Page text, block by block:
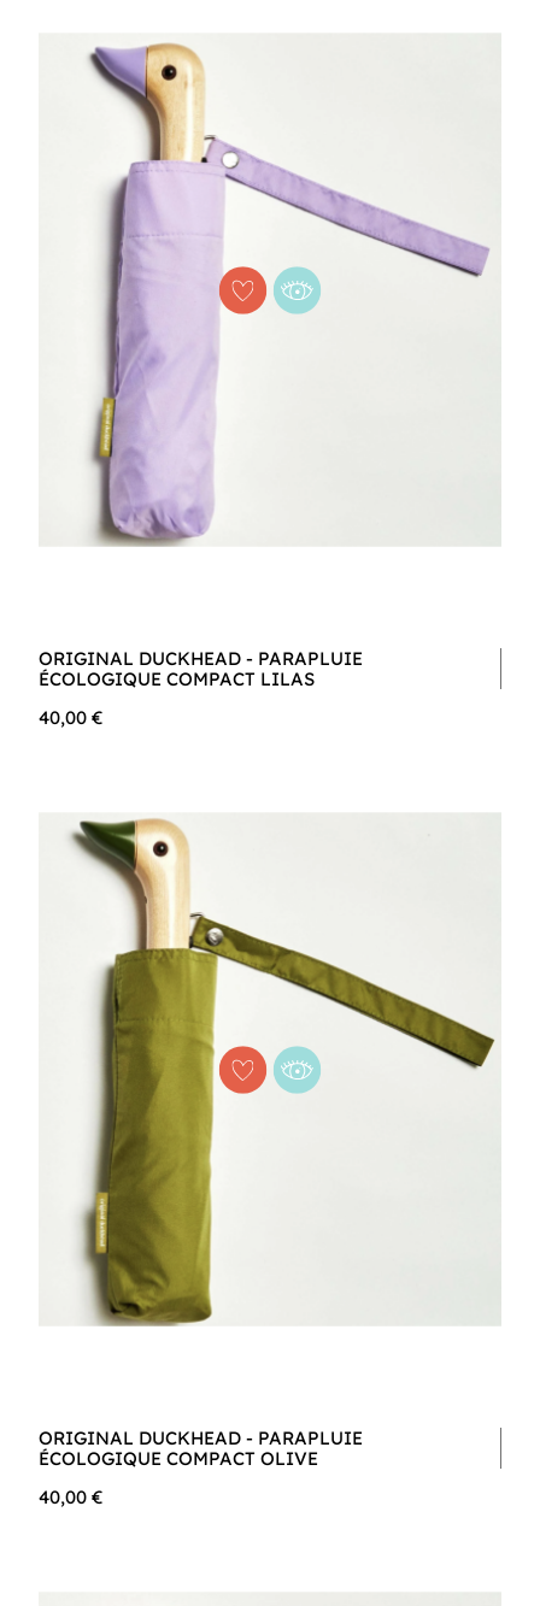
ORIGINAL DUCKHEAD - PARAPLUIE
ÉCOLOGIQUE COMPACT LILAS
40,00 €
ORIGINAL DUCKHEAD - PARAPLUIE
ÉCOLOGIQUE COMPACT OLIVE
40,00 €